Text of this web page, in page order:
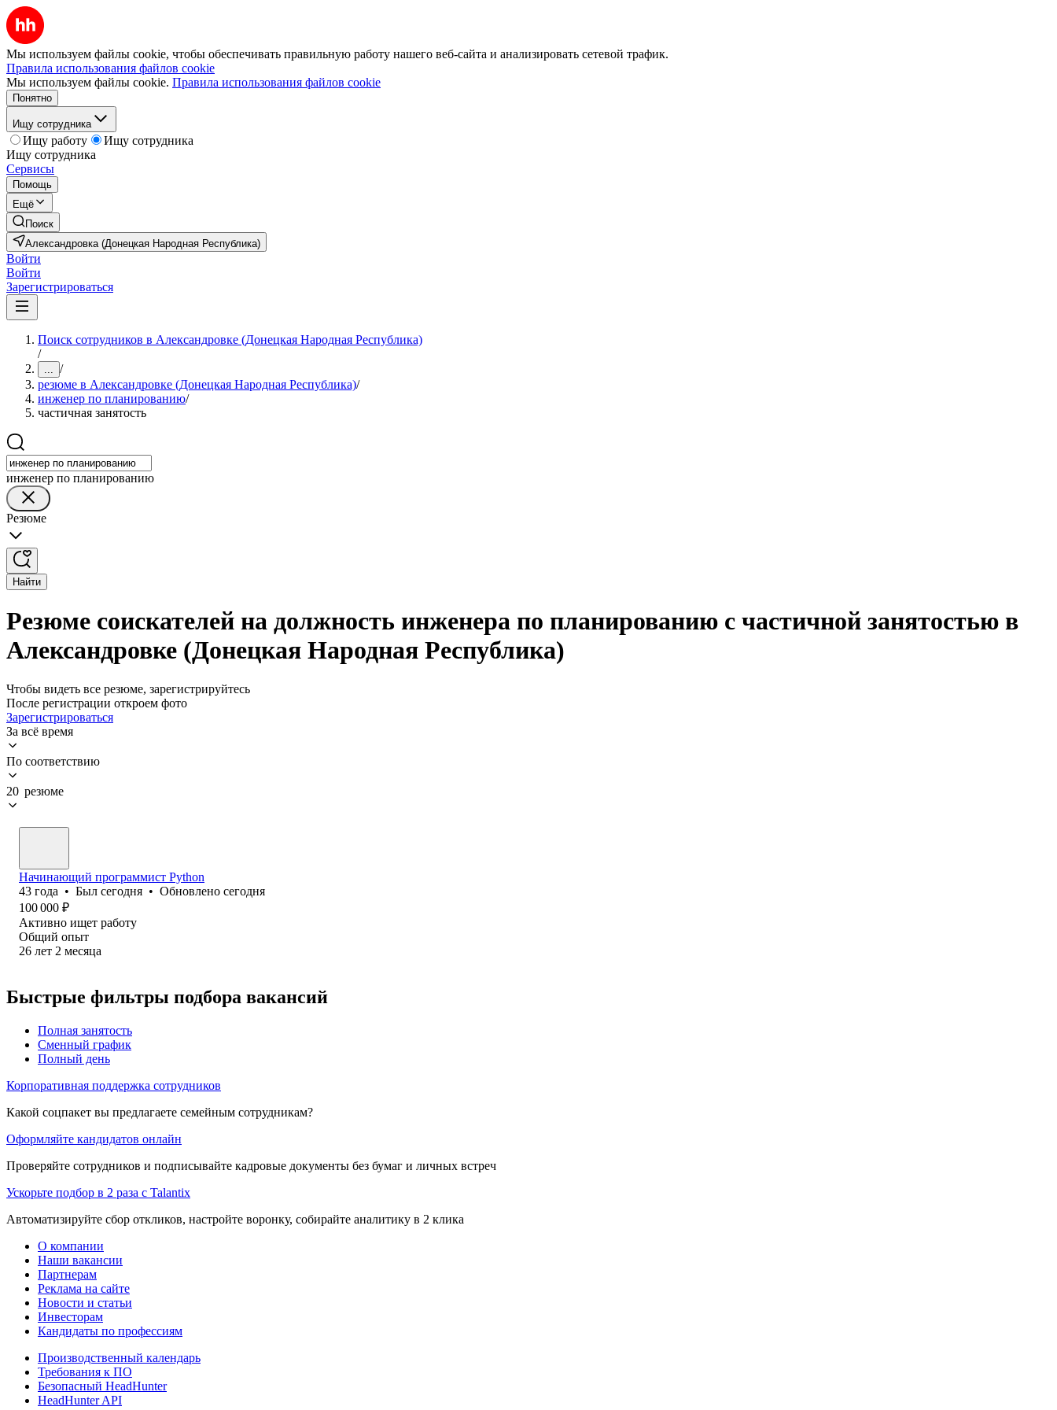
Мы используем файлы cookie, чтобы обеспечивать правильную работу нашего веб-сайта и анализировать сетевой трафик.
Правила использования файлов cookie
Мы используем файлы cookie. Правила использования файлов cookie
Понятно
Ищу сотрудника
Ищу работу
Ищу сотрудника
Ищу сотрудника
Сервисы
Помощь
Ещё
Поиск
Александровка (Донецкая Народная Республика)
Войти
Войти
Зарегистрироваться
Поиск сотрудников в Александровке (Донецкая Народная Республика)
/
... /
резюме в Александровке (Донецкая Народная Республика)/
инженер по планированию/
частичная занятость
инженер по планированию
Резюме
Найти
Резюме соискателей на должность инженера по планированию с частичной занятостью в
Александровке (Донецкая Народная Республика)
Чтобы видеть все резюме, зарегистрируйтесь
После регистрации откроем фото
Зарегистрироваться
За всё время
По соответствию
20 резюме
Начинающий программист Python
43 года • Был сегодня • Обновлено сегодня
100 000 ₽
Активно ищет работу
Общий опыт
26 лет 2 месяца
Быстрые фильтры подбора вакансий
Полная занятость
Сменный график
Полный день
Корпоративная поддержка сотрудников
Какой соцпакет вы предлагаете семейным сотрудникам?
Оформляйте кандидатов онлайн
Проверяйте сотрудников и подписывайте кадровые документы без бумаг и личных встреч
Ускорьте подбор в 2 раза с Talantix
Автоматизируйте сбор откликов, настройте воронку, собирайте аналитику в 2 клика
О компании
Наши вакансии
Партнерам
Реклама на сайте
Новости и статьи
Инвесторам
Кандидаты по профессиям
Производственный календарь
Требования к ПО
Безопасный HeadHunter
HeadHunter API